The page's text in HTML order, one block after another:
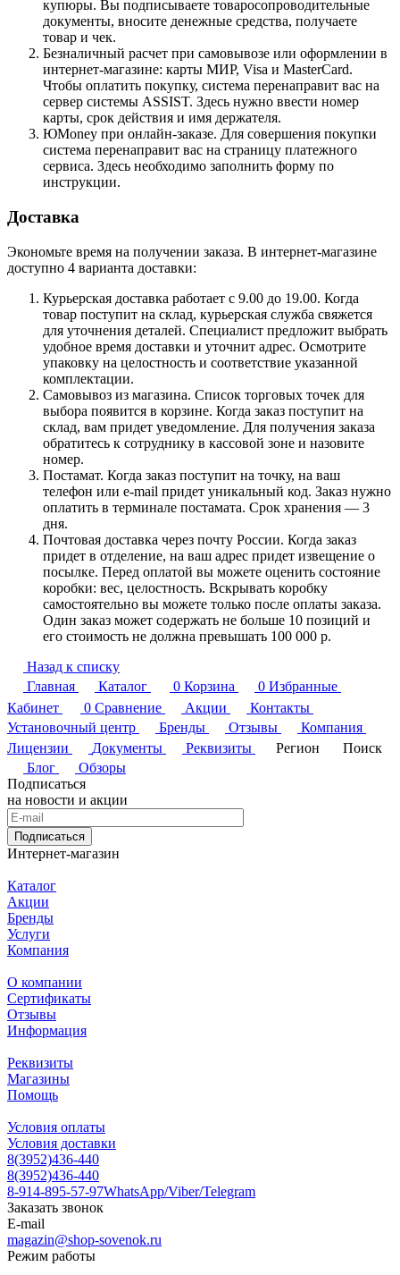
купюры. Вы подписываете товаросопроводительные
документы, вносите денежные средства, получаете
товар и чек.
Безналичный расчет при самовывозе или оформлении в
интернет-магазине: карты МИР, Visa и MasterCard.
Чтобы оплатить покупку, система перенаправит вас на
сервер системы ASSIST. Здесь нужно ввести номер
карты, срок действия и имя держателя.
ЮMoney при онлайн-заказе. Для совершения покупки
система перенаправит вас на страницу платежного
сервиса. Здесь необходимо заполнить форму по
инструкции.
Доставка
Экономьте время на получении заказа. В интернет-магазине
доступно 4 варианта доставки:
Курьерская доставка работает с 9.00 до 19.00. Когда
товар поступит на склад, курьерская служба свяжется
для уточнения деталей. Специалист предложит выбрать
удобное время доставки и уточнит адрес. Осмотрите
упаковку на целостность и соответствие указанной
комплектации.
Самовывоз из магазина. Список торговых точек для
выбора появится в корзине. Когда заказ поступит на
склад, вам придет уведомление. Для получения заказа
обратитесь к сотруднику в кассовой зоне и назовите
номер.
Постамат. Когда заказ поступит на точку, на ваш
телефон или e-mail придет уникальный код. Заказ нужно
оплатить в терминале постамата. Срок хранения — 3
дня.
Почтовая доставка через почту России. Когда заказ
придет в отделение, на ваш адрес придет извещение о
посылке. Перед оплатой вы можете оценить состояние
коробки: вес, целостность. Вскрывать коробку
самостоятельно вы можете только после оплаты заказа.
Один заказ может содержать не больше 10 позиций и
его стоимость не должна превышать 100 000 р.
Назад к списку
Главная
Каталог 0 Корзина 0 Избранные
Кабинет
0 Сравнение Акции
Контакты
Установочный центр
Бренды Отзывы
Компания
Лицензии
Документы Реквизиты Регион
Поиск
Блог
Обзоры
Подписаться
на новости и акции
Подписаться
Интернет-магазин
Каталог
Акции
Бренды
Услуги
Компания
О компании
Сертификаты
Отзывы
Информация
Реквизиты
Магазины
Помощь
Условия оплаты
Условия доставки
8(3952)436-440
8(3952)436-440
8-914-895-57-97WhatsApp/Viber/Telegram
Заказать звонок
E-mail
magazin@shop-sovenok.ru
Режим работы